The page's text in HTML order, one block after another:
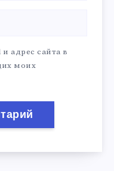
адрес сайта в
моих